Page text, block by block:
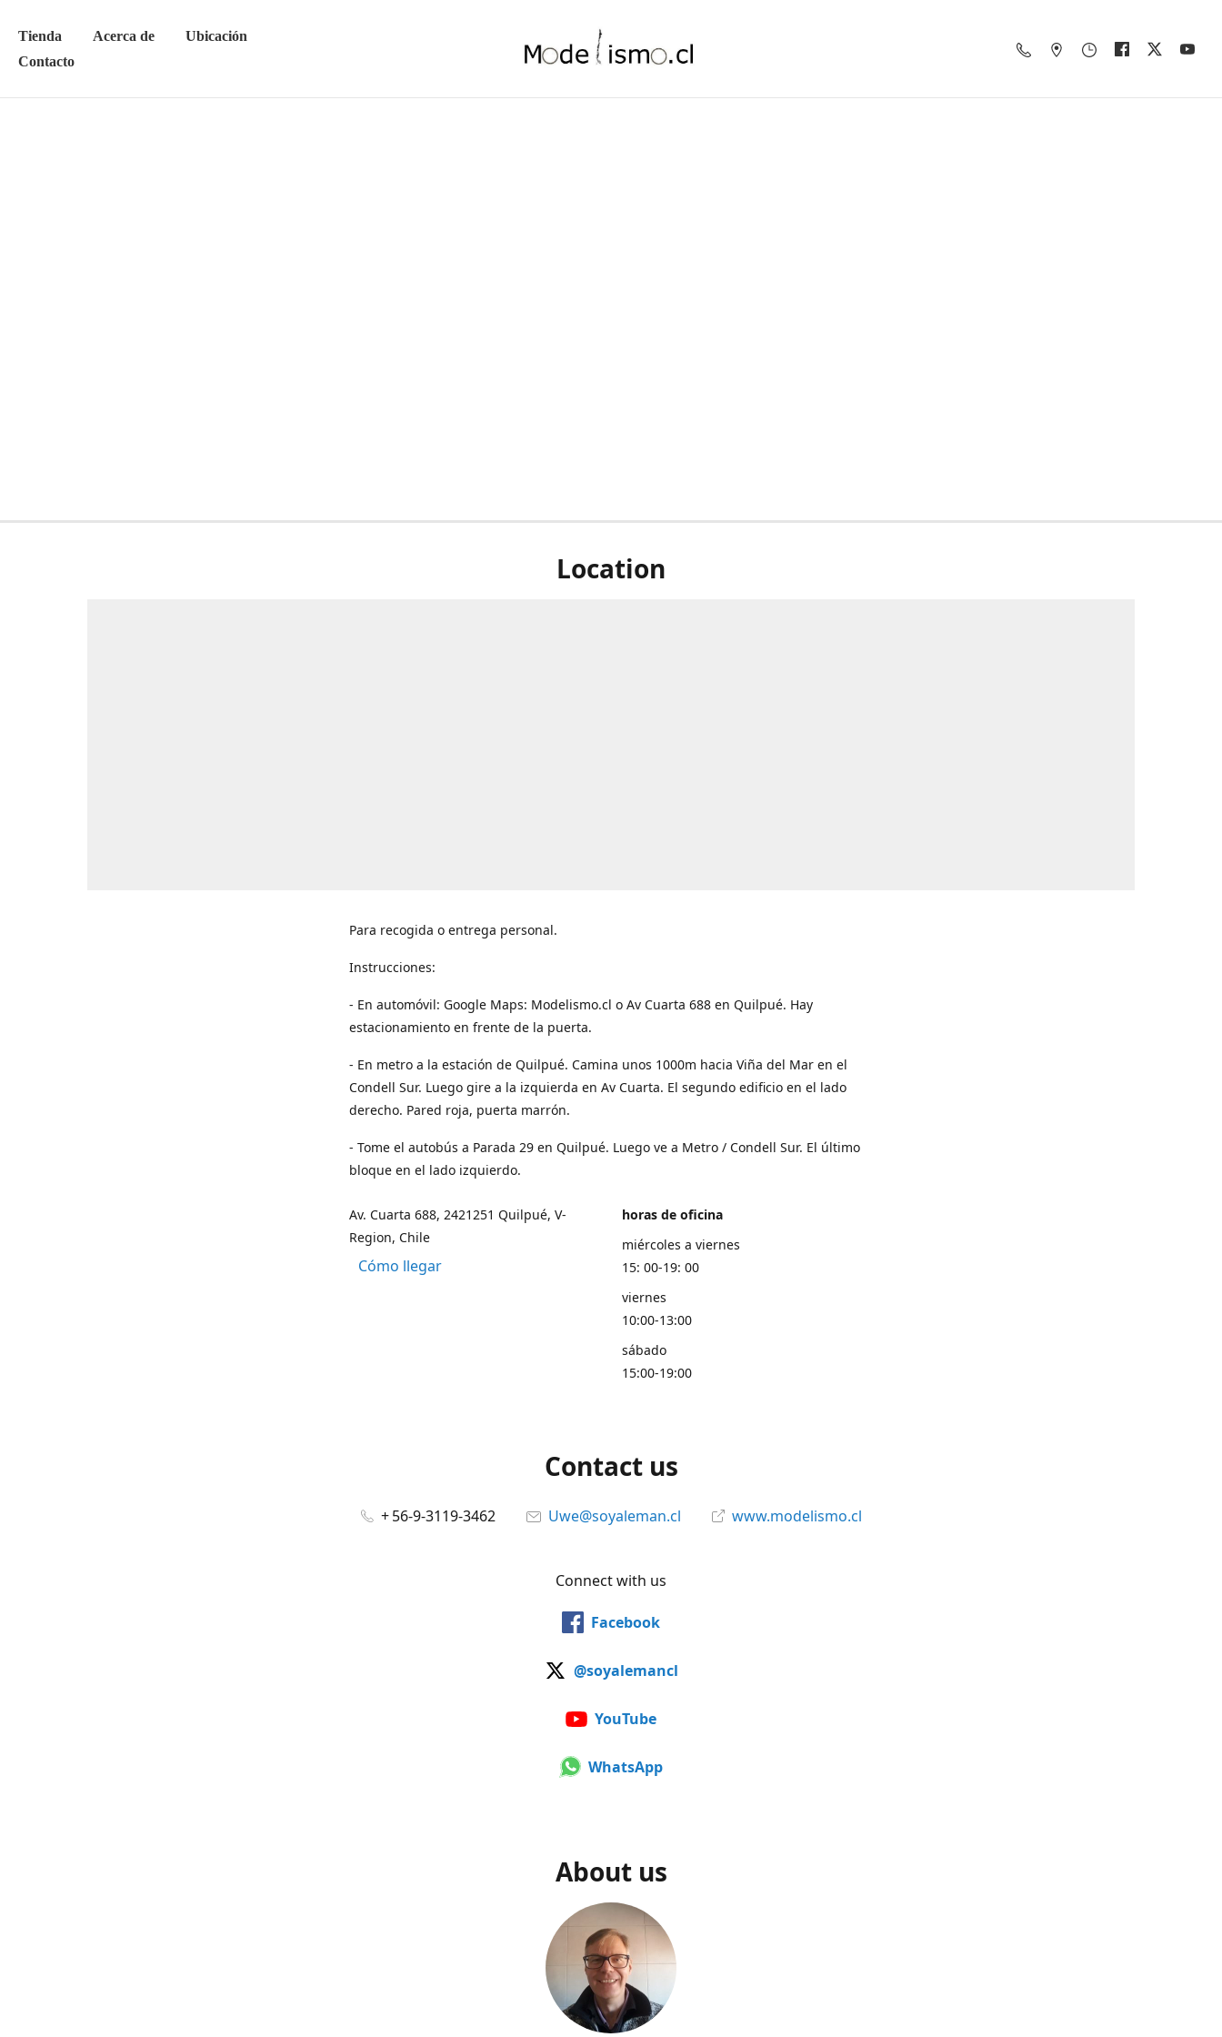
Tienda Acerca de
Ubicación
Contacto
Location
Para recogida o entrega personal.
Instrucciones:
- En automóvil: Google Maps: Modelismo.cl o Av Cuarta 688 en Quilpué. Hay
estacionamiento en frente de la puerta.
- En metro a la estación de Quilpué. Camina unos 1000m hacia Viña del Mar en el
Condell Sur. Luego gire a la izquierda en Av Cuarta. El segundo edificio en el lado
derecho. Pared roja, puerta marrón.
- Tome el autobús a Parada 29 en Quilpué. Luego ve a Metro / Condell Sur. El último
bloque en el lado izquierdo.
Av. Cuarta 688, 2421251 Quilpué, V-
Region, Chile
Cómo llegar
horas de oficina
miércoles a viernes
15: 00-19: 00
viernes
10:00-13:00
sábado
15:00-19:00
Contact us
+ 56-9-3119-3462 Uwe@soyaleman.cl www.modelismo.cl
Connect with us
Facebook
@soyalemancl
YouTube
WhatsApp
About us